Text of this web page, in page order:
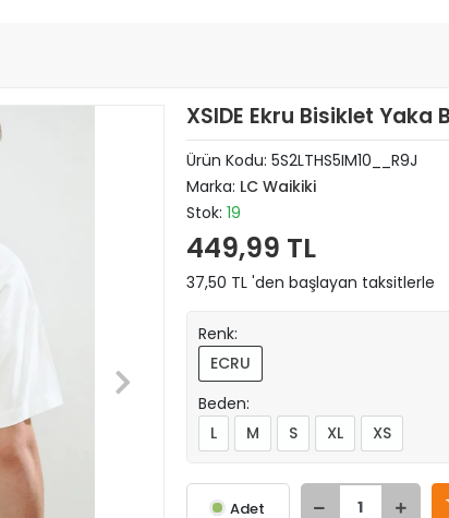
XSIDE Ekru Bisiklet Yaka
Ürün Kodu: 5S2LTHS5IM10__R9J
Marka: LC Waikiki
Stok: 19
449,99 TL
37,50 TL 'den başlayan taksitlerle
Renk:
ECRU
Beden:
L
M S XL XS
Adet